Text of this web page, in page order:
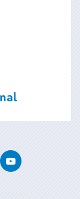
Youtube